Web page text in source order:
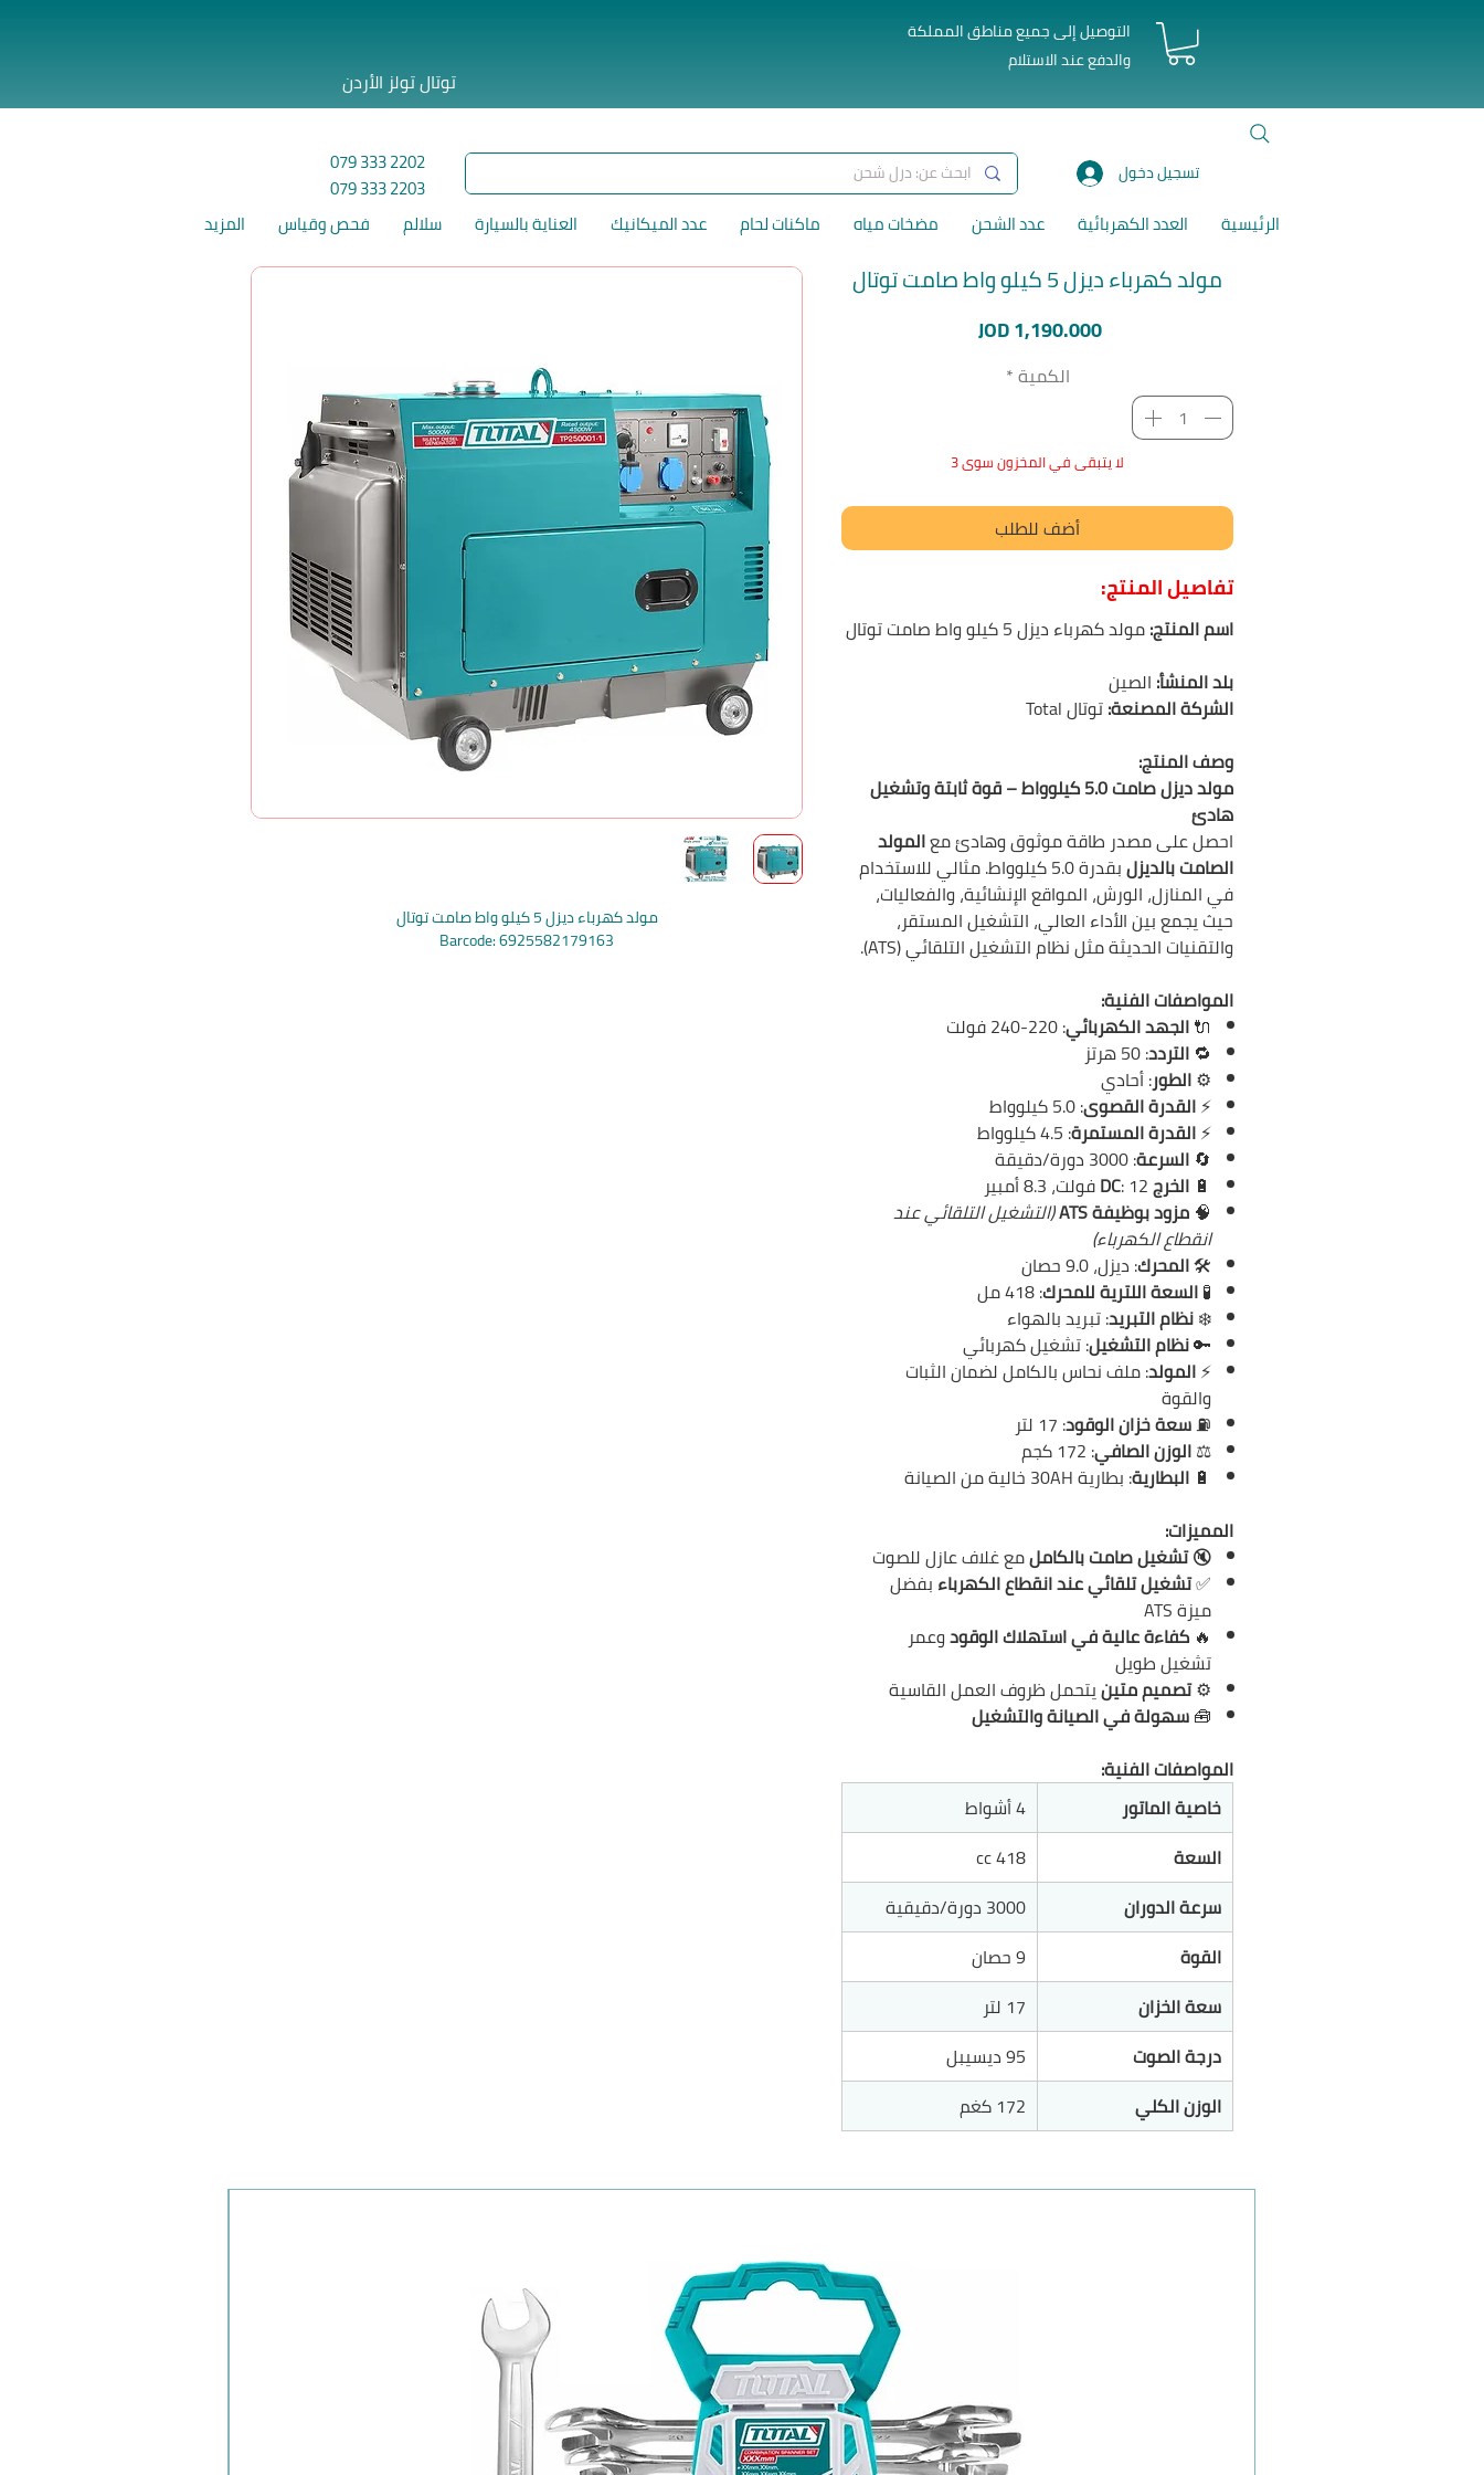
توتال تولز الأردن
التوصيل إلى جميع مناطق المملكة
والدفع عند الاستلام
079 333 2202
079 333 2203
تسجيل دخول
الرئيسية العدد الكهربائية عدد الشحن مضخات مياه ماكنات لحام عدد الميكانيك العناية بالسيارة سلالم فحص وقياس المزيد
مولد كهرباء ديزل 5 كيلو واط صامت توتال
Barcode: 6925582179163
مولد كهرباء ديزل 5 كيلو واط صامت توتال
JOD 1,190.000السعر
الكمية*
لا يتبقى في المخزون سوى 3
أضف للطلب
تفاصيل المنتج:
اسم المنتج:مولد كهرباء ديزل 5 كيلو واط صامت توتال
بلد المنشأ: الصين
الشركة المصنعة:توتال Total
وصف المنتج:
مولد ديزل صامت 5.0 كيلوواط – قوة ثابتة وتشغيل
هادئ
احصل على مصدر طاقة موثوق وهادئ معالمولد
الصامت بالديزل
بقدرة 5.0 كيلوواط. مثالي للاستخدام
في المنازل، الورش، المواقع الإنشائية، والفعاليات،
حيث يجمع بين الأداء العالي، التشغيل المستقر،
والتقنيات الحديثة مثل نظام التشغيل التلقائي (ATS).
المواصفات الفنية:
🔌الجهد الكهربائي: 220-240 فولت
🔁 التردد: 50 هرتز
⚙️الطور: أحادي
⚡القدرة القصوى: 5.0 كيلوواط
⚡القدرة المستمرة: 4.5 كيلوواط
🔄 السرعة: 3000 دورة/دقيقة
🔋 الخرج DC: 12 فولت، 8.3 أمبير
🧠 مزود بوظيفة ATS
(التشغيل التلقائي عند
انقطاع الكهرباء)
🛠️المحرك: ديزل، 9.0 حصان
🧪السعة اللترية للمحرك: 418 مل
❄️نظام التبريد: تبريد بالهواء
🔑نظام التشغيل: تشغيل كهربائي
⚡المولد: ملف نحاس بالكامل لضمان الثبات
والقوة
⛽سعة خزان الوقود: 17 لتر
⚖️الوزن الصافي: 172 كجم
🔋 البطارية: بطارية 30AH خالية من الصيانة
المميزات:
🔇تشغيل صامت بالكاملمع غلاف عازل للصوت
✅تشغيل تلقائي عند انقطاع الكهرباء بفضل
ميزة ATS
🔥 كفاءة عالية في استهلاك الوقودوعمر
تشغيل طويل
⚙️تصميم متينيتحمل ظروف العمل القاسية
🧰سهولة في الصيانة والتشغيل
المواصفات الفنية:
خاصية الماتور
4 أشواط
السعة
cc 418
سرعة الدوران
3000 دورة/دقيقية
القوة
9 حصان
سعة الخزان
17 لتر
درجة الصوت
95 ديسيبل
الوزن الكلي
172 كغم